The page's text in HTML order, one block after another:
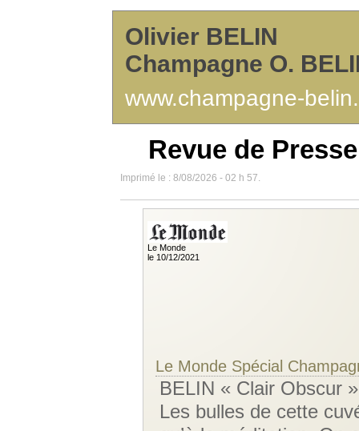
Olivier BELIN
Champagne O.
www.champagne-
Revue de Presse
Imprimé le : 8/08/2026 - 02 h 57.
Le Monde
le 10/12/2021
Le Monde Spécial
BELIN « Clair Obscur »
Les bulles de cette